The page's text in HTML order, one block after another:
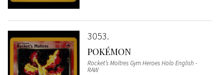
3053
POKÉMON
Rocket’s Moltres Gym Heroes Holo English -
RAW